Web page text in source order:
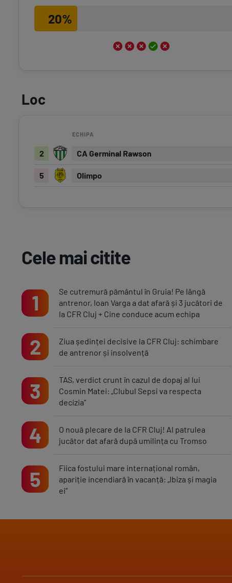
20%
Loc
ECHIPA
2 CA Germinal Rawson
5 Olimpo
Cele mai citite
1
Se cutremură pământul în Gruia! Pe lângă
antrenor, Ioan Varga a dat afară și 3 jucători de
la CFR Cluj + Cine conduce acum echipa
2
Ziua ședinței decisive la CFR Cluj: schimbare
de antrenor și insolvență
3
TAS, verdict crunt în cazul de dopaj al lui
Cosmin Matei: „Clubul Sepsi va respecta
decizia”
4
O nouă plecare de la CFR Cluj! Al patrulea
jucător dat afară după umilința cu Tromso
5
Fiica fostului mare internațional român,
apariție incendiară în vacanță: „Ibiza și magia
ei”